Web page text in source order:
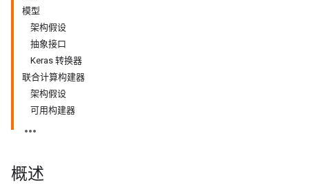
模型
架构假设
抽象接口
Keras 转换器
联合计算构建器
架构假设
可用构建器
概述